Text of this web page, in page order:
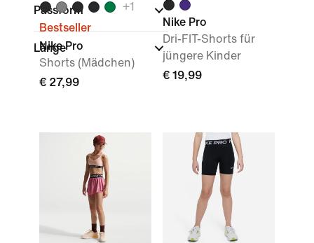
Passform
Länge
+1
Bestseller
Nike Pro
Shorts (Mädchen)
€ 27,99
Nike Pro
Dri-FIT-Shorts für
jüngere Kinder
€ 19,99